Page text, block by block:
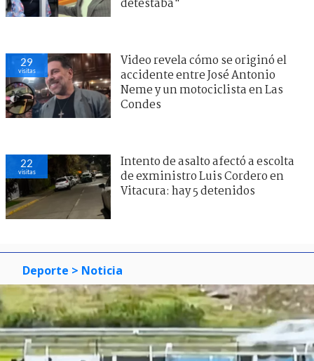
detestaba"
29
visitas
Video revela cómo se originó el
accidente entre José Antonio
Neme y un motociclista en Las
Condes
22
visitas
Intento de asalto afectó a escolta
de exministro Luis Cordero en
Vitacura: hay 5 detenidos
Deporte > Noticia